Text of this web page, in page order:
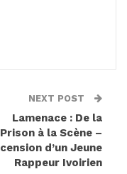
NEXT POST
Lamenace : De la
Prison à la Scène –
d’un Jeune
Rappeur Ivoirien